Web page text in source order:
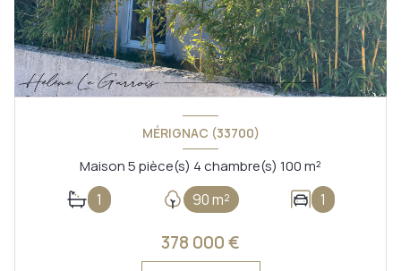
MÉRIGNAC (33700)
Maison 5 pièce(s) 4 chambre(s) 100 m²
1 90 m² 1
378 000 €